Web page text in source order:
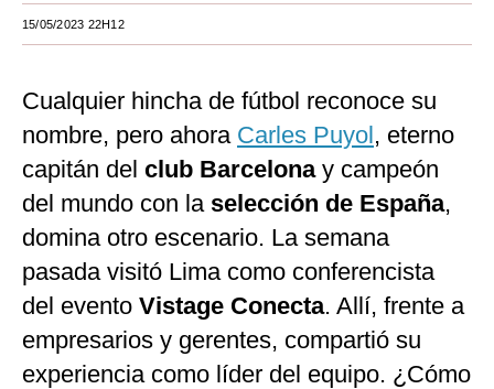
Mundo
EEUU
España
Internacional
Club del Suscriptor
15/05/2023 22H12
Cualquier hincha de fútbol reconoce su
nombre, pero ahora Carles Puyol, eterno
capitán del club Barcelonay campeón
del mundo con la selección de España,
domina otro escenario. La semana
pasada visitó Lima como conferencista
del evento Vistage Conecta. Allí, frente a
empresarios y gerentes, compartió su
experiencia como líder del equipo. ¿Cómo